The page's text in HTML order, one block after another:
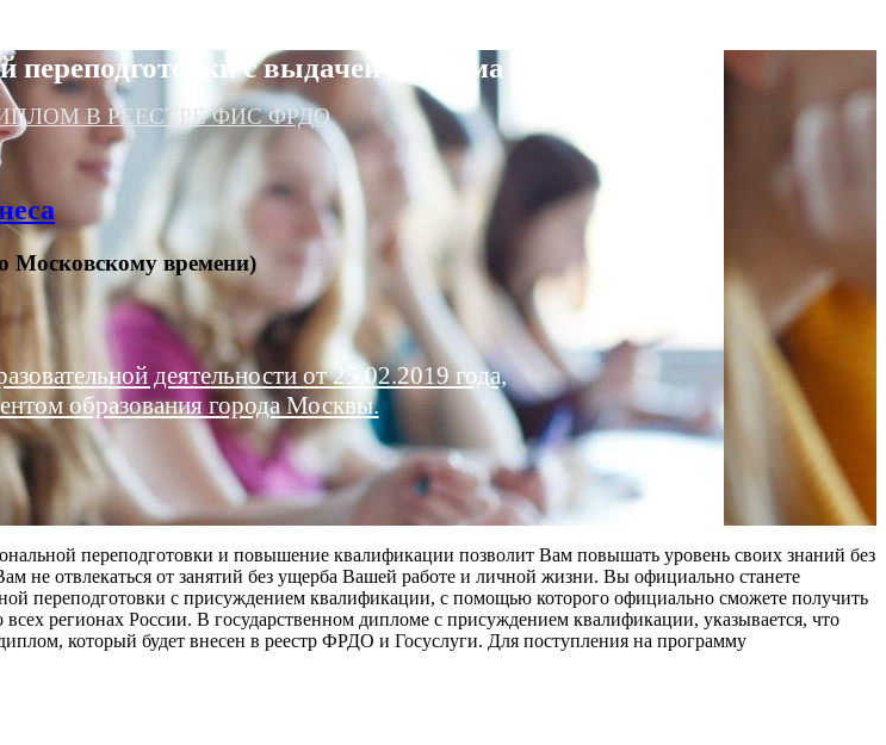
переподготовки с выдачей диплома
В РЕЕСТРЕ ФИС ФРДО
Московскому времени)
деятельности от 25.02.2019 года,
образования города Москвы.
переподготовки и повышение квалификации позволит Вам повышать уровень своих знаний без
не отвлекаться от занятий без ущерба Вашей работе и личной жизни. Вы официально станете
переподготовки с присуждением квалификации, с помощью которого официально сможете получить
регионах России. В государственном дипломе с присуждением квалификации, указывается, что
который будет внесен в реестр ФРДО и Госуслуги. Для поступления на программу